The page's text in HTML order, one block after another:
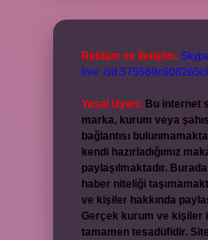
Reklam ve İletişim:
Yasal Uyarı: Bu internet
marka, kurum veya
bağlantısı
kendi hazırladığımız
paylaşılmaktadır.
haber niteliği
ve kişiler hakkında
Gerçek kurum ve kişiler
tamamen tesadüfidir.